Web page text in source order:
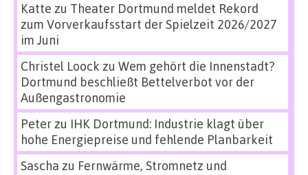
Katte zu Theater Dortmund meldet Rekord
zum Vorverkaufsstart der Spielzeit 2026/2027
im Juni
Christel Loock zu Wem gehört die Innenstadt?
Dortmund beschließt Bettelverbot vor der
Außengastronomie
Peterzu IHK Dortmund: Industrie klagt über
hohe Energiepreise und fehlende Planbarkeit
Sascha zu Fernwärme, Stromnetz und